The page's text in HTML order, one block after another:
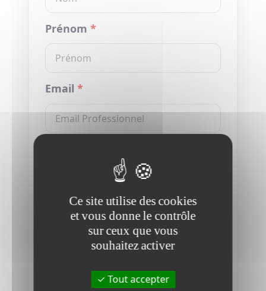
Prénom *
Email *
Message
Ce site utilise des cookies
et vous donne le contrôle
sur ceux que vous
souhaitez activer
Tout accepter